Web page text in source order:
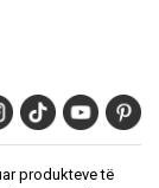
produkteve të